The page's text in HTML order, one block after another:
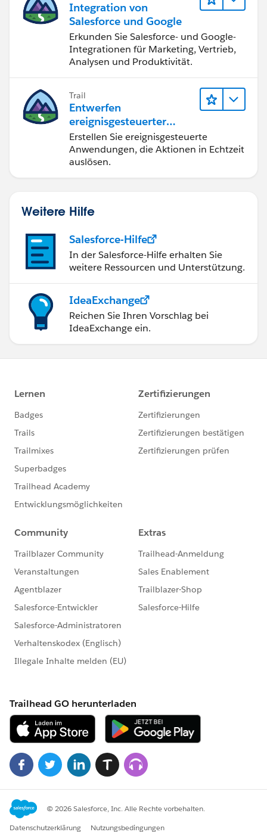
Integration von
Salesforce und Google
Erkunden Sie Salesforce- und Google-
Integrationen für Marketing, Vertrieb,
Analysen und Produktivität.
Trail
Entwerfen
ereignisgesteuerter
Anwendungen für
Integration in Echtzeit
Erstellen Sie ereignisgesteuerte
Anwendungen, die Aktionen in Echtzeit
auslösen.
Weitere Hilfe
Salesforce-Hilfe
In der Salesforce-Hilfe erhalten Sie
weitere Ressourcen und Unterstützung.
IdeaExchange
Reichen Sie Ihren Vorschlag bei
IdeaExchange ein.